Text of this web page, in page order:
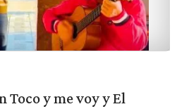
Toco y me voy y El